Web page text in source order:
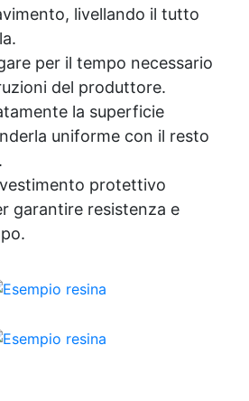
livellando il tutto
per il tempo necessario
del produttore.
la superficie
uniforme con il resto
protettivo
garantire resistenza e